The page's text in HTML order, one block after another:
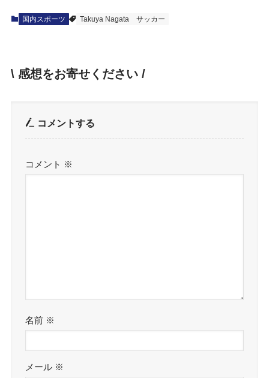
国内スポーツ Takuya Nagata サッカー
\ 感想をお寄せください /
コメントする
コメント ※
名前 ※
メール ※